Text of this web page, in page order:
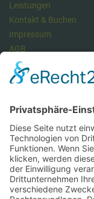
Leistungen
Kontakt & Buchen
Impressum
AGB
Datenschutzerklärung
Unser Meinung: Unser
Anforderungen der
Zeit zu sparen. Hier
Manager informieren.